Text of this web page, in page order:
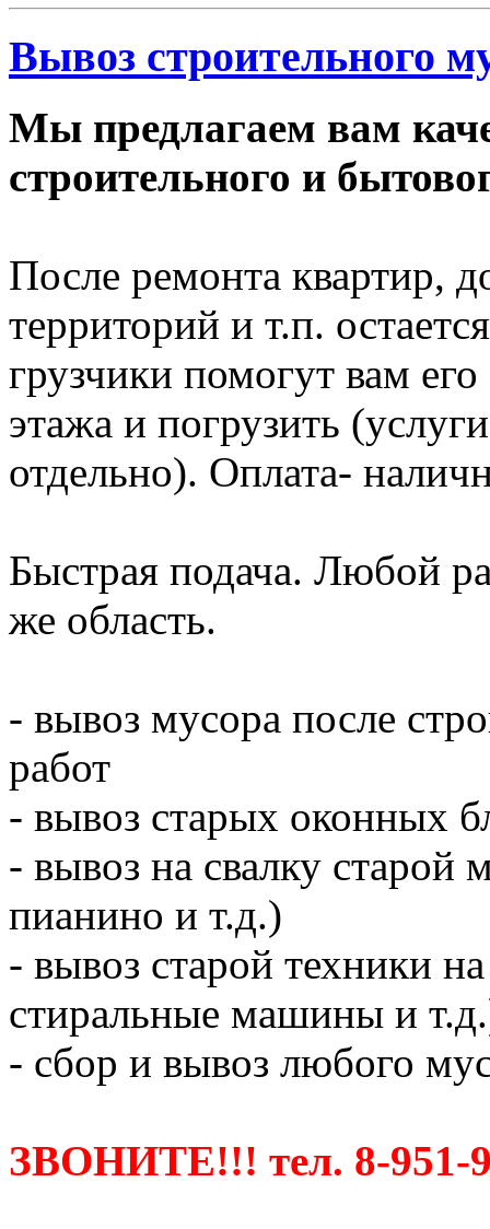
Вывоз строительного
Мы предлагаем вам
строительного и
После ремонта квартир,
территорий и т.п.
грузчики помогут вам его
этажа и погрузить
отдельно). Оплата-
Быстрая подача. Любой
же область.
- вывоз мусора после
работ
- вывоз старых оконных
- вывоз на свалку
пианино и т.д.)
- вывоз старой техники
стиральные машины и
- сбор и вывоз любого
ЗВОНИТЕ!!! тел. 8-951-